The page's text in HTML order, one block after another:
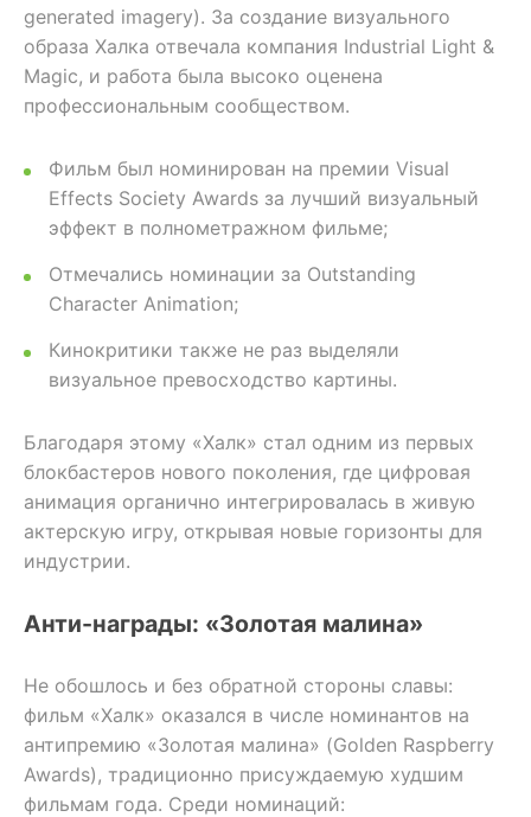
generated imagery). За создание визуального
образа Халка отвечала компания Industrial Light &
Magic, и работа была высоко оценена
профессиональным сообществом.
Фильм был номинирован на премии Visual
Effects Society Awards за лучший визуальный
эффект в полнометражном фильме;
Отмечались номинации за Outstanding
Character Animation;
Кинокритики также не раз выделяли
визуальное превосходство картины.
Благодаря этому «Халк» стал одним из первых
блокбастеров нового поколения, где цифровая
анимация органично интегрировалась в живую
актерскую игру, открывая новые горизонты для
индустрии.
Анти-награды: «Золотая малина»
Не обошлось и без обратной стороны славы:
фильм «Халк» оказался в числе номинантов на
антипремию «Золотая малина» (Golden Raspberry
Awards), традиционно присуждаемую худшим
фильмам года. Среди номинаций: